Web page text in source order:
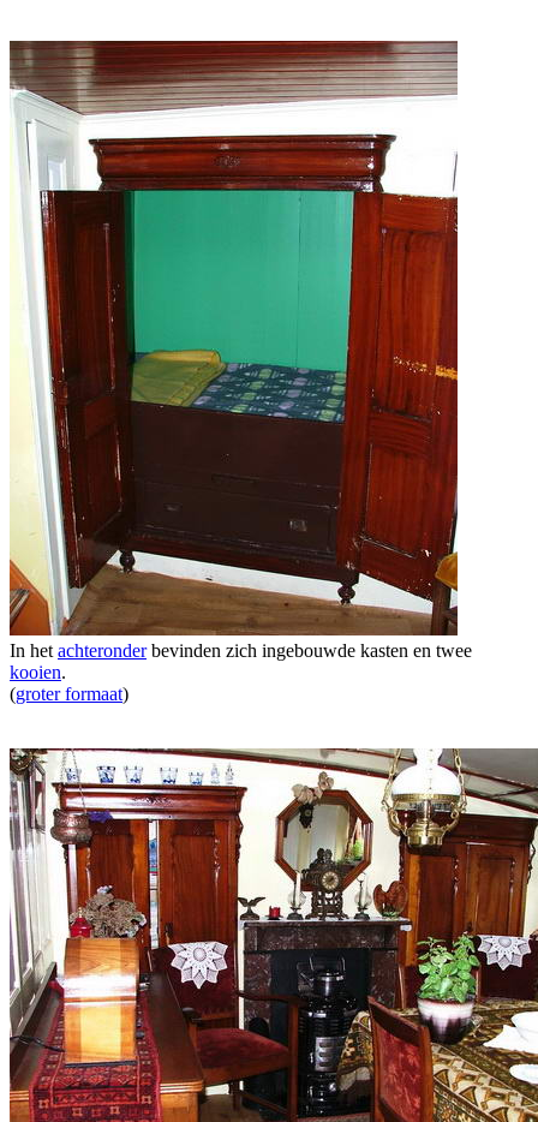
In het achteronderbevinden zich ingebouwde kasten en twee
kooien.
(groter formaat)